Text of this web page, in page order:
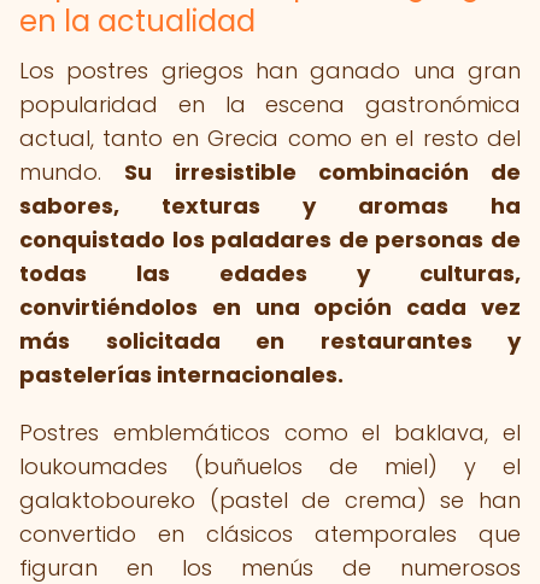
en la actualidad
Los postres griegos han ganado una gran
popularidad en la escena gastronómica
actual, tanto en Grecia como en el resto del
mundo. Su irresistible combinación de
sabores, texturas y aromas ha
conquistado los paladares de personas de
todas las edades y culturas,
convirtiéndolos en una opción cada vez
más solicitada en restaurantes y
pastelerías internacionales.
Postres emblemáticos como el baklava, el
loukoumades (buñuelos de miel) y el
galaktoboureko (pastel de crema) se han
convertido en clásicos atemporales que
figuran en los menús de numerosos